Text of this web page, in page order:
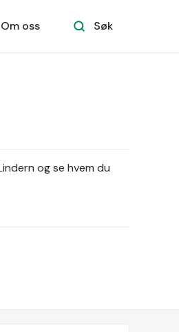
Om oss Søk
og se hvem du